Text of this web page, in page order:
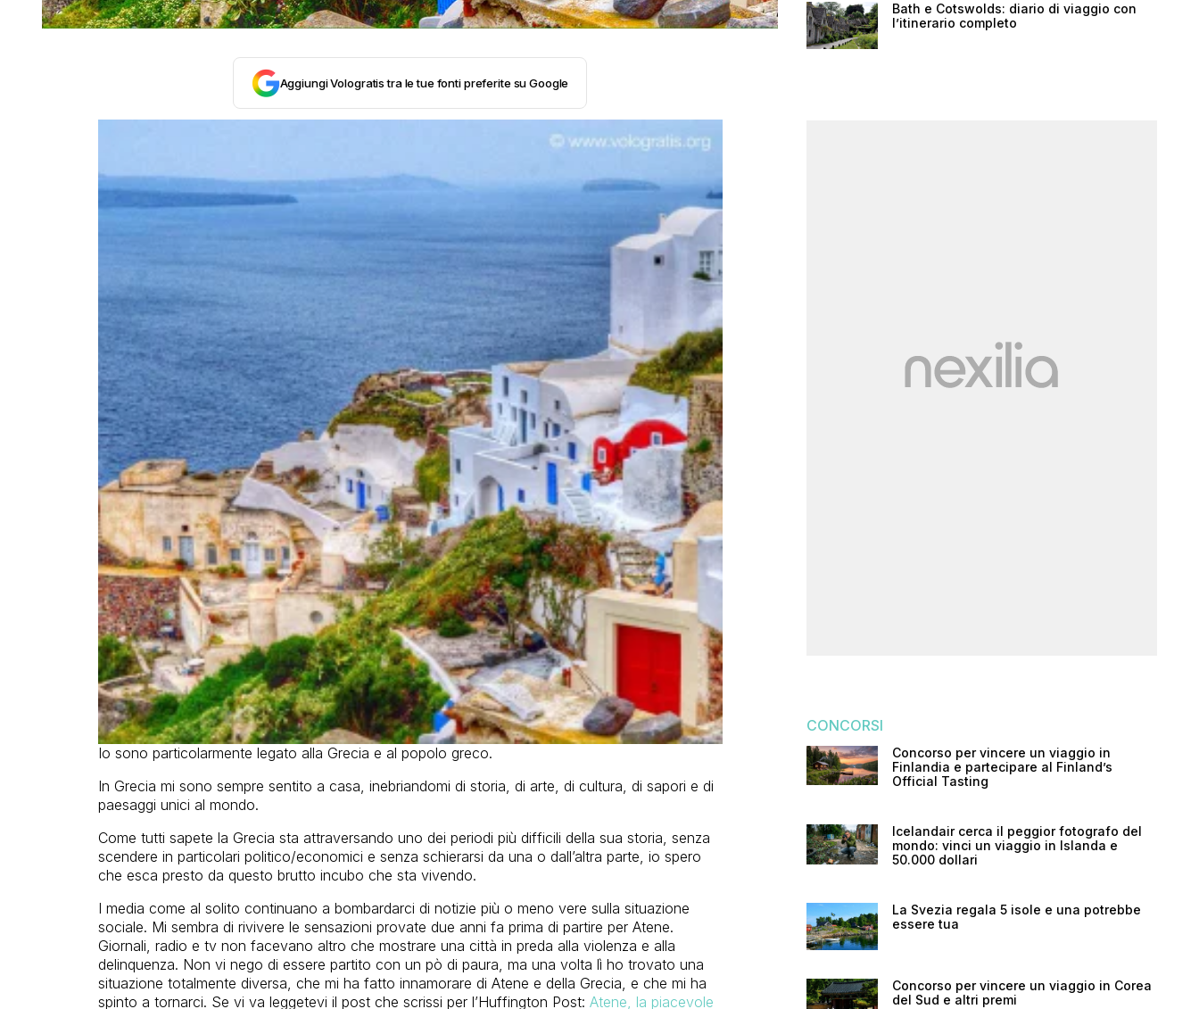
Aggiungi Vologratis tra le tue fonti preferite su Google
Io sono particolarmente legato alla Grecia e al popolo greco.
In Grecia mi sono sempre sentito a casa, inebriandomi di storia, di arte, di cultura, di sapori e di
paesaggi unici al mondo.
Come tutti sapete la Grecia sta attraversando uno dei periodi più difficili della sua storia, senza
scendere in particolari politico/economici e senza schierarsi da una o dall’altra parte, io spero
che esca presto da questo brutto incubo che sta vivendo.
I media come al solito continuano a bombardarci di notizie più o meno vere sulla situazione
sociale. Mi sembra di rivivere le sensazioni provate due anni fa prima di partire per Atene.
Giornali, radio e tv non facevano altro che mostrare una città in preda alla violenza e alla
delinquenza. Non vi nego di essere partito con un pò di paura, ma una volta lì ho trovato una
situazione totalmente diversa, che mi ha fatto innamorare di Atene e della Grecia, e che mi ha
spinto a tornarci. Se vi va leggetevi il post che scrissi per l’Huffington Post: Atene, la piacevole
Bath e Cotswolds: diario di viaggio con
l’itinerario completo
CONCORSI
Concorso per vincere un viaggio in
Finlandia e partecipare al Finland’s
Official Tasting
Icelandair cerca il peggior fotografo del
mondo: vinci un viaggio in Islanda e
50.000 dollari
La Svezia regala 5 isole e una potrebbe
essere tua
Concorso per vincere un viaggio in Corea
del Sud e altri premi